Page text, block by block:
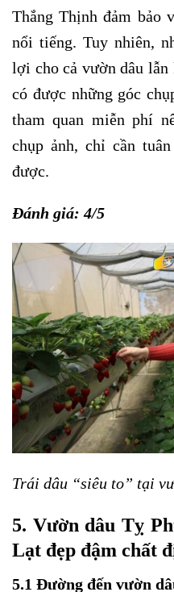
Thắng Thịnh đảm bảo
nổi tiếng. Tuy nhiên,
lợi cho cả vườn dâu lẫn
có được những góc
tham quan miễn phí
chụp ảnh, chỉ cần
được.
Đánh giá: 4/5
Trái dâu “siêu to” tại
5. Vườn dâu Tỵ
Lạt đẹp đậm chất
5.1 Đường đến vườn